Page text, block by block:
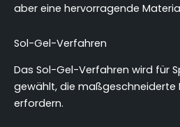
aber eine hervorragende
Sol-Gel-Verfahren
Das Sol-Gel-Verfahren wird für
gewählt, die maßgeschneiderte
erfordern.